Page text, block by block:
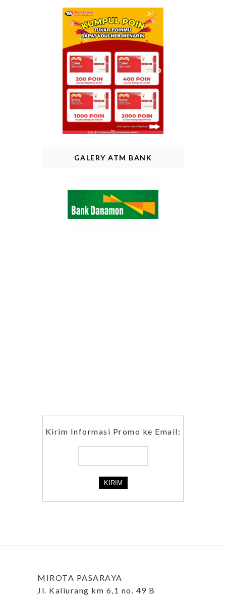
GALERY ATM BANK
Kirim Informasi Promo ke Email:
MIROTA PASARAYA
Jl. Kaliurang km 6,1 no. 49 B